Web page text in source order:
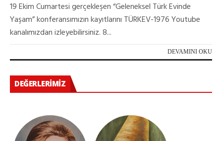
19 Ekim Cumartesi gerçekleşen “Geleneksel Türk Evinde
Yaşam” konferansımızın kayıtlarını TÜRKEV-1976 Youtube
kanalımızdan izleyebilirsiniz. 8...
DEVAMINI OKU
DEĞERLERIMIZ